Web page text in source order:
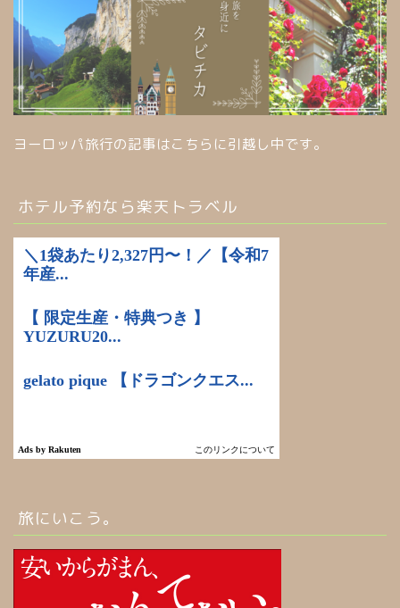
ヨーロッパ旅行の記事はこちらに引越し中です。
ホテル予約なら楽天トラベル
旅にいこう。